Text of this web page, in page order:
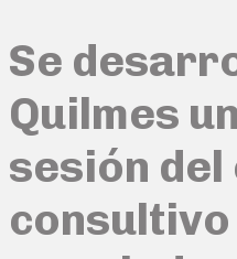
Se
Quilmes
sesión del